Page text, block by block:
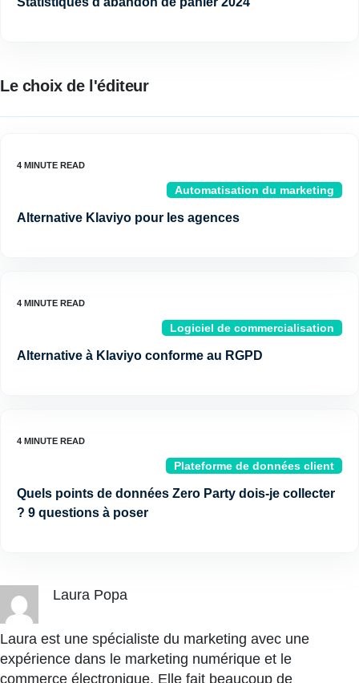
Le choix de l'éditeur
Automatisation du marketing
Alternative Klaviyo pour les agences
Logiciel de commercialisation
Alternative à Klaviyo conforme au RGPD
Plateforme de données client
Quels points de données Zero Party dois-je collecter
? 9 questions à poser
Laura Popa
Laura est une spécialiste du marketing avec une
expérience dans le marketing numérique et le
commerce électronique. Elle fait beaucoup de